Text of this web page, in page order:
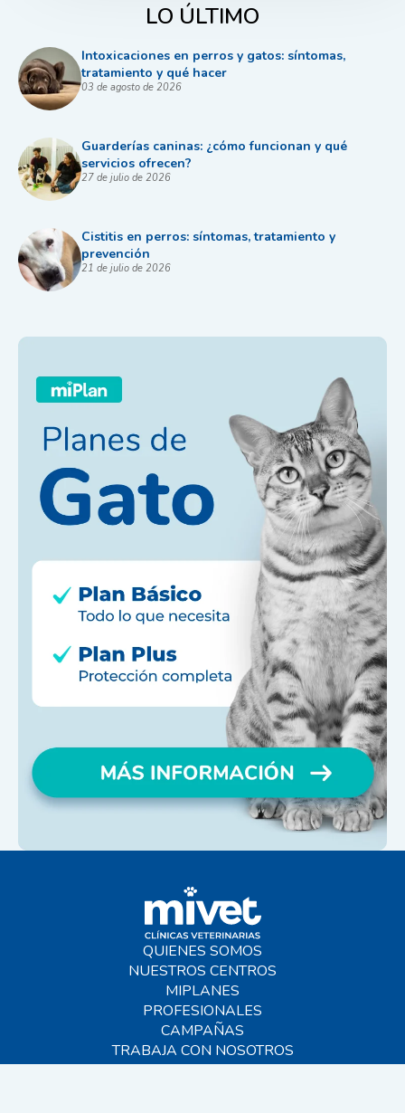
LO ÚLTIMO
Intoxicaciones en perros y gatos: síntomas,
tratamiento y qué hacer
03 de agosto de 2026
Guarderías caninas: ¿cómo funcionan y qué
servicios ofrecen?
27 de julio de 2026
Cistitis en perros: síntomas, tratamiento y
prevención
21 de julio de 2026
QUIENES SOMOS
NUESTROS CENTROS
MIPLANES
PROFESIONALES
CAMPAÑAS
TRABAJA CON NOSOTROS
BLOG